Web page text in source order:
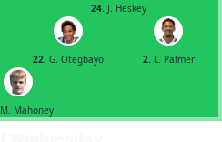
24. J. Heskey
22. G. Otegbayo 2. L. Palmer
M. Mahoney